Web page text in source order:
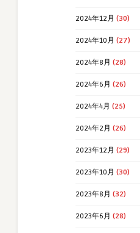
2024年12月 (30)
2024年10月 (27)
2024年8月 (28)
2024年6月 (26)
2024年4月 (25)
2024年2月 (26)
2023年12月 (29)
2023年10月 (30)
2023年8月 (32)
2023年6月 (28)